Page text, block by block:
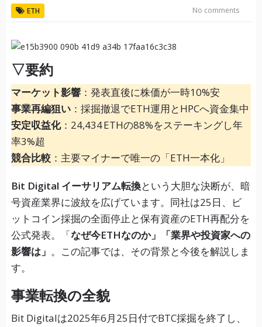
ETH No comments
▽要約
マーケット影響：発表直後に株価が一時10%安
事業再編狙い：採掘撤退でETH運用とHPCへ資金集中
安定収益化：24,434 ETHの88%をステーキングし年
率3%超
競合比較：主要マイナーで唯一の「ETH一本化」
Bit Digital イーサリアム転換という大胆な決断が、暗
号資産業界に波紋を広げています。同社は25日、ビ
ットコイン採掘の全面停止と保有資産のETH再配分を
公式発表。「なぜ今ETHなのか」「業界や投資家への
影響は」 。この記事では、その背景と今後を解説しま
す。
事業転換の全貌
Bit Digitalは2025年6月25日付でBTC採掘を終了し、